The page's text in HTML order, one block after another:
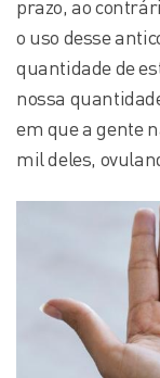
prazo, ao
o uso desse
quantidade de
nossa
em que a gente
mil deles,